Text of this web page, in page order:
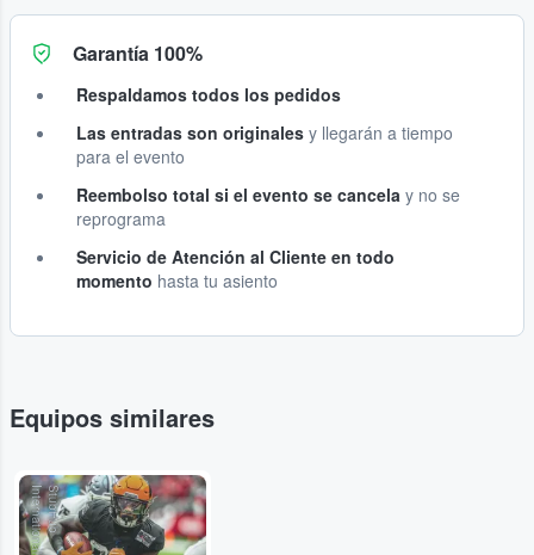
Garantía 100%
Respaldamos todos los pedidos
Las entradas son originales y llegarán a tiempo
para el evento
Reembolso total si el evento se cancela y no se
reprograma
Servicio de Atención al Cliente en todo
momento hasta tu asiento
Equipos similares
S
t
u
b
H
u
b
I
n
t
e
r
n
a
t
io
n
a
l